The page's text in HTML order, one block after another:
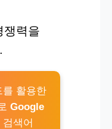
쟁력을
를 활용한
Google
색어